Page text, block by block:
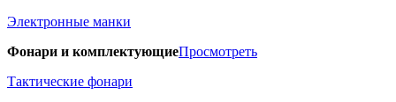
Электронные манки
Фонари и комплектующиеПросмотреть
Тактические фонари